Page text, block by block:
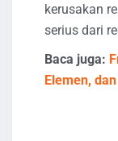
kerusakan
serius dari
Baca juga:
Elemen,